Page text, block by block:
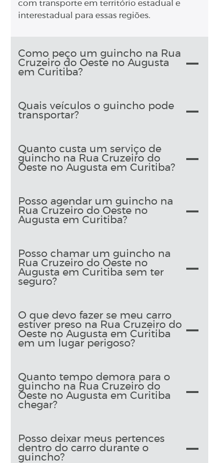
com transporte em território estadual e
interestadual para essas regiões.
Como peço um guincho na Rua
Cruzeiro do Oeste no Augusta
em Curitiba?
Quais veículos o guincho pode
transportar?
Quanto custa um serviço de
guincho na Rua Cruzeiro do
Oeste no Augusta em Curitiba?
Posso agendar um guincho na
Rua Cruzeiro do Oeste no
Augusta em Curitiba?
Posso chamar um guincho na
Rua Cruzeiro do Oeste no
Augusta em Curitiba sem ter
seguro?
O que devo fazer se meu carro
estiver preso na Rua Cruzeiro do
Oeste no Augusta em Curitiba
em um lugar perigoso?
Quanto tempo demora para o
guincho na Rua Cruzeiro do
Oeste no Augusta em Curitiba
chegar?
Posso deixar meus pertences
dentro do carro durante o
guincho?